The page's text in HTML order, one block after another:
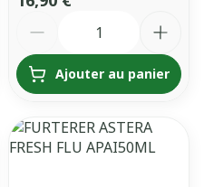
Ajouter au panier